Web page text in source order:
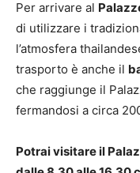
Per arrivare al
di utilizzare i
l’atmosfera
trasporto è anche il
che raggiunge il
fermandosi a circa
Potrai visitare il